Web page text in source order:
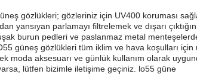
gözlükleri; gözleriniz için UV400 koruması
yansıyan parlamayı filtrelemek ve dışarı
burun pedleri ve paslanmaz metal
güneş gözlükleri tüm iklim ve hava koşulları
moda aksesuarı ve günlük kullanım olarak
lütfen bizimle iletişime geçiniz. lo55 güne